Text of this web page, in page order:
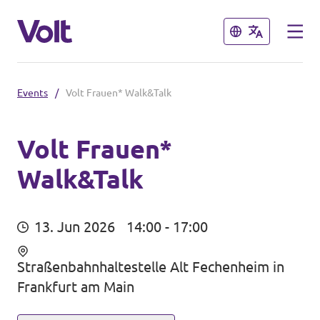
Schließen
Landesebene
Volt Hessen
Lokale Teams in Hessen
Bundesebene
Volt Deutschland
Schließen
Programm
Menschen
Events / Volt Frauen* Walk&Talk
Volt Frauen*
Walk&Talk
13. Jun 2026 14:00 - 17:00
Straßenbahnhaltestelle Alt Fechenheim in
Frankfurt am Main